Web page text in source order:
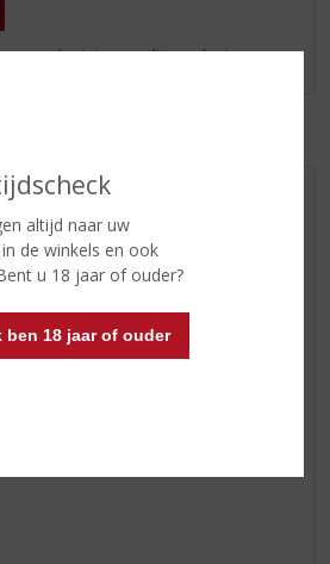
altijd naar uw
de winkels en ook
u 18 jaar of ouder?
ben 18 jaar of ouder
geplaatst voor dit product